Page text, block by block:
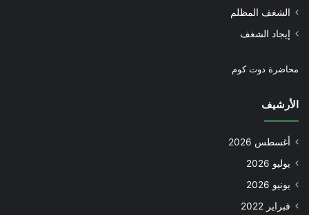
الشغف المظلم
إيجاد الشغف
محاضرة دوت كوم
الأرشيف
أغسطس 2026
يوليو 2026
يونيو 2026
فبراير 2022